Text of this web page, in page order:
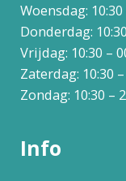
Woensdag: 10:30
Donderdag:
Vrijdag: 10:30 –
Zaterdag: 10:30
Zondag: 10:30 –
Info